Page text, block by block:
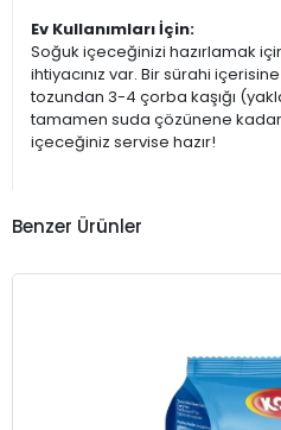
Ev Kullanımları İçin:
Soğuk içeceğinizi hazırlamak
ihtiyacınız var. Bir sürahi
tozundan 3-4 çorba kaşığı
tamamen suda çözünene kadar
içeceğiniz servise hazır!
Benzer Ürünler